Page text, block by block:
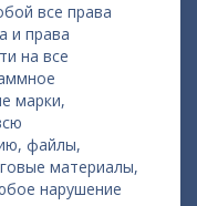
все права
и права
на все
марки,
файлы,
материалы,
нарушение